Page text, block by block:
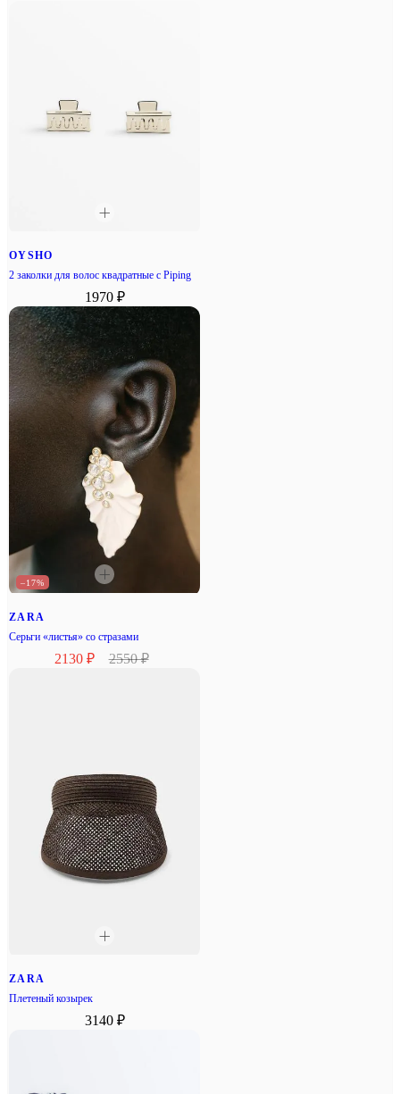
OYSHO
2 заколки для волос квадратные с Piping
1970 ₽
–17%
ZARA
Серьги «листья» со стразами
2130 ₽ 2550 ₽
ZARA
Плетеный козырек
3140 ₽